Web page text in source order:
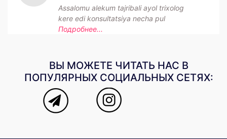
Assalomu alekum tajribali ayol trixolog
kere edi konsultatsiya necha pul
Подробнее...
ВЫ МОЖЕТЕ ЧИТАТЬ НАС В
ПОПУЛЯРНЫХ СОЦИАЛЬНЫХ СЕТЯХ: